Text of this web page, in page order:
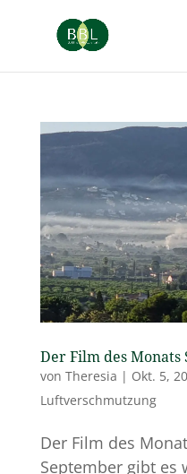
Der Film des Monats
von Theresia | Okt. 5,
Luftverschmutzung
Der Film des
September gibt es